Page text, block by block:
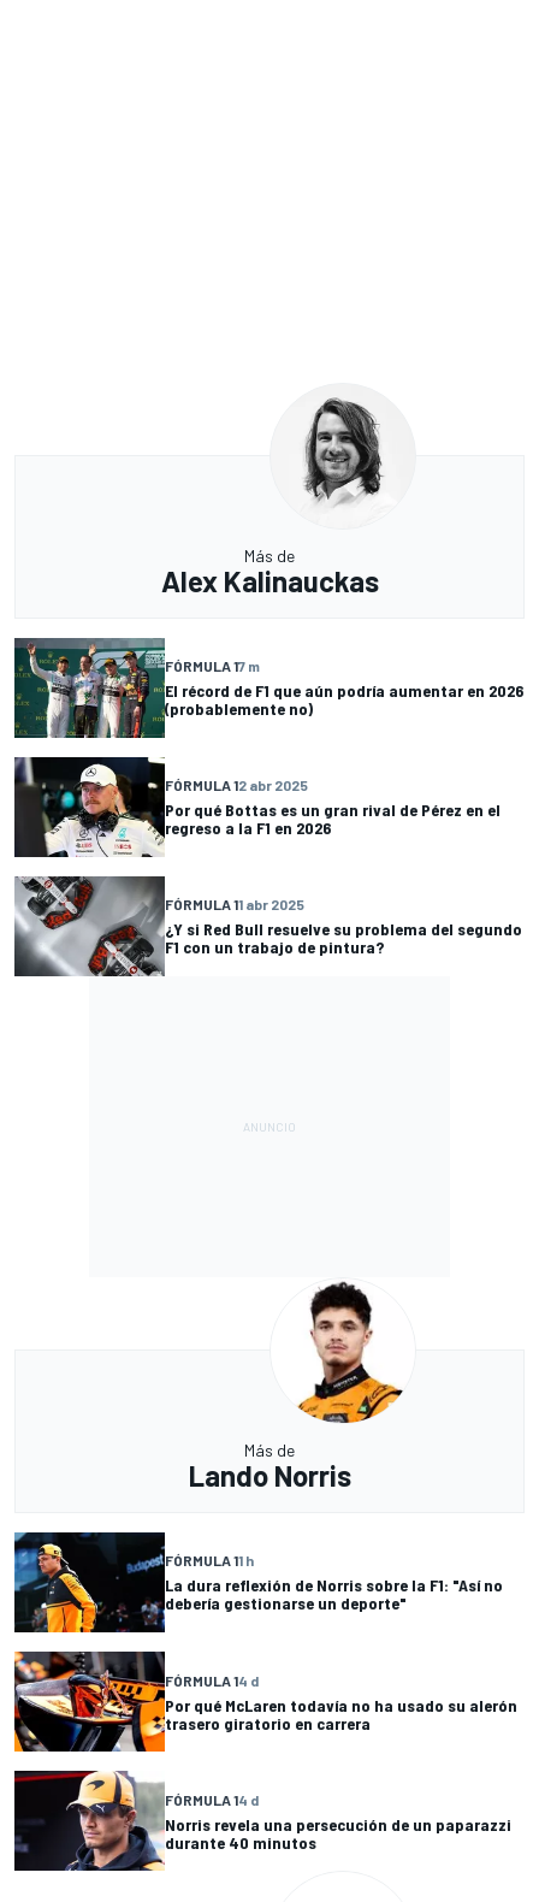
Más de
Alex Kalinauckas
FÓRMULA 17 m
El récord de F1 que aún podría aumentar en 2026
(probablemente no)
FÓRMULA 12 abr 2025
Por qué Bottas es un gran rival de Pérez en el
regreso a la F1 en 2026
FÓRMULA 11 abr 2025
¿Y si Red Bull resuelve su problema del segundo
F1 con un trabajo de pintura?
Más de
Lando Norris
FÓRMULA 11 h
La dura reflexión de Norris sobre la F1: "Así no
debería gestionarse un deporte"
FÓRMULA 14 d
Por qué McLaren todavía no ha usado su alerón
trasero giratorio en carrera
FÓRMULA 14 d
Norris revela una persecución de un paparazzi
durante 40 minutos